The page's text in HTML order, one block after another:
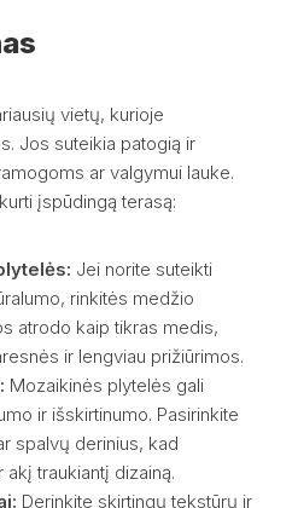
vietų, kurioje
Jos suteikia patogią ir
ar valgymui lauke.
įspūdingą terasą:
Jei norite suteikti
rinkitės medžio
atrodo kaip tikras medis,
ir lengviau prižiūrimos.
Mozaikinės plytelės gali
ir išskirtinumo. Pasirinkite
spalvų derinius, kad
traukiantį dizainą.
Derinkite skirtingų tekstūrų ir